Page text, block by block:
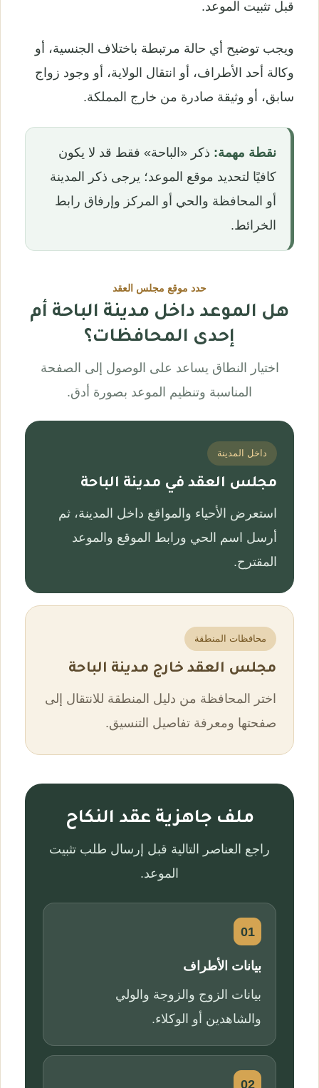
قبل تثبيت الموعد.
ويجب توضيح أي حالة مرتبطة باختلاف الجنسية، أو
وكالة أحد الأطراف، أو انتقال الولاية، أو وجود زواج
سابق، أو وثيقة صادرة من خارج المملكة.
نقطة مهمة: ذكر «الباحة» فقط قد لا يكون
كافيًا لتحديد موقع الموعد؛ يرجى ذكر المدينة
أو المحافظة والحي أو المركز وإرفاق رابط
الخرائط.
حدد موقع مجلس العقد
هل الموعد داخل مدينة الباحة أم
إحدى المحافظات؟
اختيار النطاق يساعد على الوصول إلى الصفحة
المناسبة وتنظيم الموعد بصورة أدق.
داخل المدينة
مجلس العقد في مدينة الباحة
استعرض الأحياء والمواقع داخل المدينة، ثم
أرسل اسم الحي ورابط الموقع والموعد
المقترح.
محافظات المنطقة
مجلس العقد خارج مدينة الباحة
اختر المحافظة من دليل المنطقة للانتقال إلى
صفحتها ومعرفة تفاصيل التنسيق.
ملف جاهزية عقد النكاح
راجع العناصر التالية قبل إرسال طلب تثبيت
الموعد.
01
بيانات الأطراف
بيانات الزوج والزوجة والولي
والشاهدين أو الوكلاء.
02